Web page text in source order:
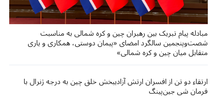
مبادله پیام تبریک بین رهبران چین و کره شمالی به مناسبت
شصت‌وپنجمین سالگرد امضای «پیمان دوستی، همکاری و یاری
متقابل میان چین و کره شمالی»
ارتقاء دو تن از افسران ارتش آزادیبخش خلق چین به درجه ژنرال با
فرمان شی جین‌پینگ